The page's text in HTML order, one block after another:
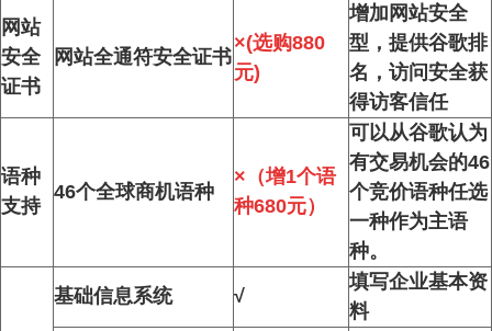
网站
安全
证书
网站全通符安全证书
×(选购880
元)
增加网站安全
型，提供谷歌排
名，访问安全获
得访客信任
语种
支持
46个全球商机语种
× （增1个语
种680元）
可以从谷歌认为
有交易机会的46
个竞价语种任选
一种作为主语
种。
基础信息系统 √
填写企业基本资
料